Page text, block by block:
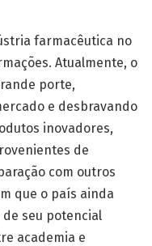
farmacêutica no
Atualmente, o
porte,
e desbravando
inovadores,
de
com outros
que o país ainda
seu potencial
academia e